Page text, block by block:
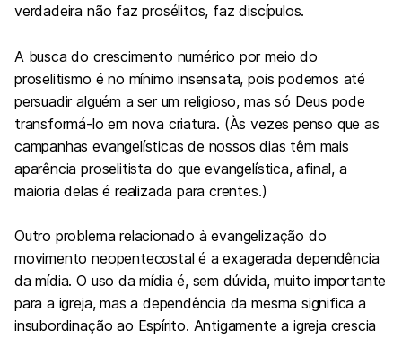
verdadeira não faz prosélitos, faz discípulos.
A busca do crescimento numérico por meio do
proselitismo é no mínimo insensata, pois podemos até
persuadir alguém a ser um religioso, mas só Deus pode
transformá-lo em nova criatura. (Às vezes penso que as
campanhas evangelísticas de nossos dias têm mais
aparência proselitista do que evangelística, afinal, a
maioria delas é realizada para crentes.)
Outro problema relacionado à evangelização do
movimento neopentecostal é a exagerada dependência
da mídia. O uso da mídia é, sem dúvida, muito importante
para a igreja, mas a dependência da mesma significa a
insubordinação ao Espírito. Antigamente a igreja crescia